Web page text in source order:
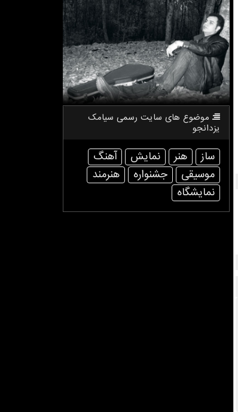
موضوع های سایت رسمی سیامك
یزدانجو
ساز هنر نمایش
آهنگ
موسیقی
جشنواره
هنرمند
نمایشگاه